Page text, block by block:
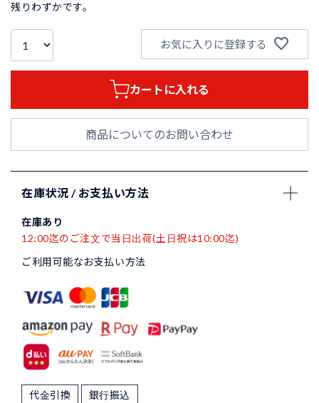
残りわずかです。
お気に入りに登録する
カートに入れる
商品についてのお問い合わせ
在庫状況 / お支払い方法
在庫あり
12:00迄のご注文で当日出荷(土日祝は10:00迄)
ご利用可能なお支払い方法
代金引換 銀行振込